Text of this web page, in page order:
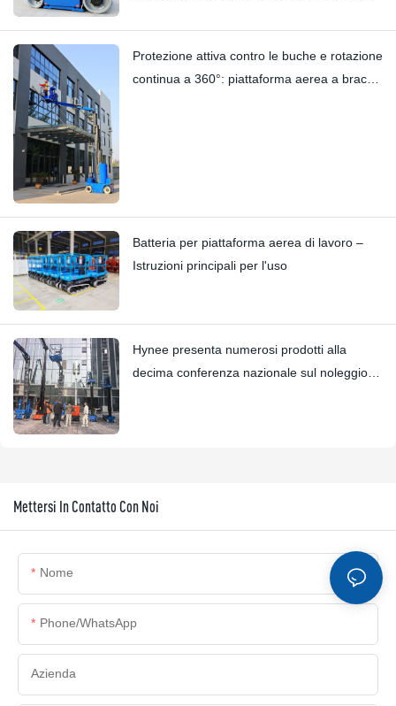
Protezione attiva contro le buche e rotazione
continua a 360°: piattaforma aerea a braccio
Batteria per piattaforma aerea di lavoro –
Istruzioni principali per l'uso
Hynee presenta numerosi prodotti alla
decima conferenza nazionale sul noleggio di
Mettersi In Contatto Con Noi
Nome
Phone/whatsApp
Azienda